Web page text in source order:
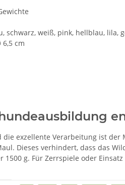
schwarz, weiß, pink, hellblau, lila,
6,5 cm
exzellente Verarbeitung ist
Dieses verhindert, dass das
1500 g. Für Zerrspiele oder